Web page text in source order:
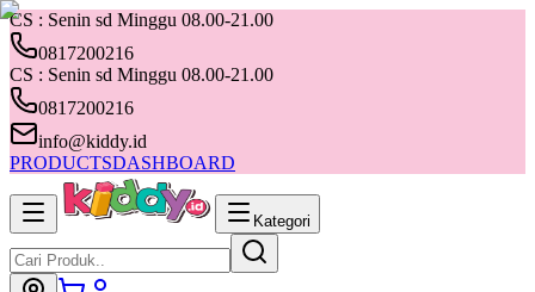
CS : Senin sd Minggu 08.00-21.00
0817200216
CS : Senin sd Minggu 08.00-21.00
0817200216
info@kiddy.id
PRODUCTSDASHBOARD
Kategori